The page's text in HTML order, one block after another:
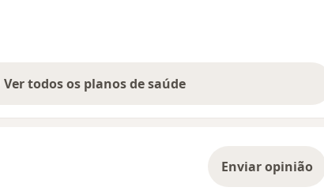
Ver todos os planos de saúde
Enviar opinião